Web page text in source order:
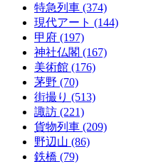
特急列車 (374)
現代アート (144)
甲府 (197)
神社仏閣 (167)
美術館 (176)
茅野 (70)
街撮り (513)
諏訪 (221)
貨物列車 (209)
野辺山 (86)
鉄橋 (79)